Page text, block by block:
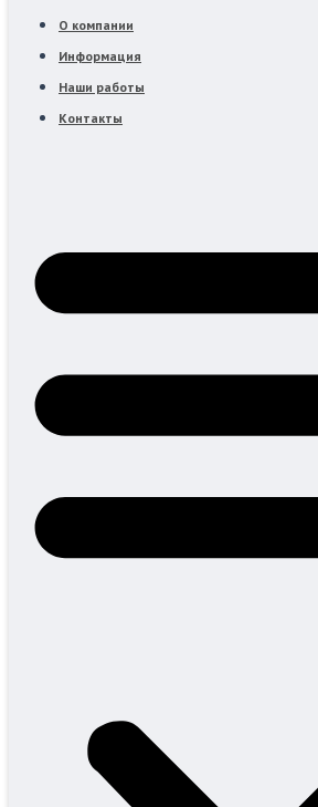
О компании
Информация
Наши работы
Контакты